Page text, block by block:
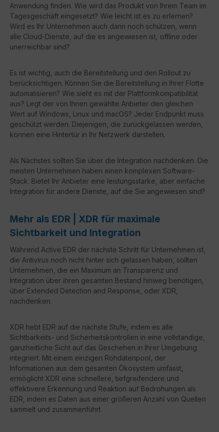
Anwendung finden. Wie wird das Produkt von Ihrem Team im
Tagesgeschäft eingesetzt? Wie leicht ist es zu erlernen?
Wird es Ihr Unternehmen auch dann noch schützen, wenn
alle Cloud-Dienste, auf die es angewiesen ist, offline oder
unerreichbar sind?
Es ist wichtig, auch die Bereitstellung und den Rollout zu
berücksichtigen. Können Sie die Bereitstellung in Ihrer Flotte
automatisieren? Wie sieht es mit der Plattformkompatibilität
aus? Legt der von Ihnen gewählte Anbieter den gleichen
Wert auf Windows, Linux und macOS? Jeder Endpunkt muss
geschützt werden. Diejenigen, die zurückgelassen werden,
können eine Hintertür in Ihr Netzwerk darstellen.
Als Nächstes sollten Sie über die Integration nachdenken. Die
meisten Unternehmen haben einen komplexen Software-
Stack. Bietet Ihr Anbieter eine leistungsstarke, aber einfache
Integration für andere Dienste, auf die Sie angewiesen sind?
Mehr als EDR | XDR für maximale
Sichtbarkeit und Integration
Während Active EDR der nächste Schritt für Unternehmen ist,
die Antivirus noch nicht hinter sich gelassen haben, sollten
Unternehmen, die ein Maximum an Transparenz und
Integration über ihren gesamten Bestand hinweg benötigen,
über Extended Detection and Response, oder XDR,
nachdenken.
XDR hebt EDR auf die nächste Stufe, indem es alle
Sichtbarkeits- und Sicherheitskontrollen in eine vollständige,
ganzheitliche Sicht auf das Geschehen in Ihrer Umgebung
integriert. Mit einem einzigen Rohdatenpool, der
Informationen aus dem gesamten Ökosystem umfasst,
ermöglicht XDR eine schnellere, tiefgreifendere und
effektivere Erkennung und Reaktion auf Bedrohungen als
EDR, indem es Daten aus einer größeren Anzahl von Quellen
sammelt und zusammenführt.